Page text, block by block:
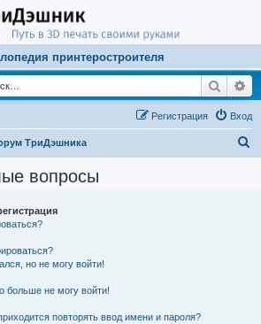
принтеростроителя
Поиск
Вход
Регистрация
ТриДэшника
вопросы
но не могу войти!
больше не могу войти!
повторять ввод имени и пароля?